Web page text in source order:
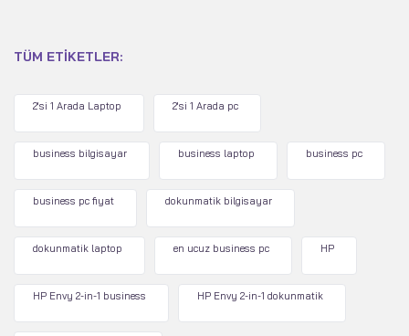
TÜM ETIKETLER:
2'si 1 Arada Laptop 2'si 1 Arada pc
business bilgisayar business laptop business pc
business pc fiyat dokunmatik bilgisayar
dokunmatik laptop en ucuz business pc HP
HP Envy 2-in-1 business HP Envy 2-in-1 dokunmatik